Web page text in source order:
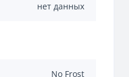
нет данных
No Frost